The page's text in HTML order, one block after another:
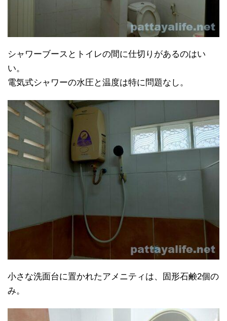
シャワーブースとトイレの間に仕切りがあるのはい
い。
電気式シャワーの水圧と温度は特に問題なし。
小さな洗面台に置かれたアメニティは、固形石鹸2個の
み。